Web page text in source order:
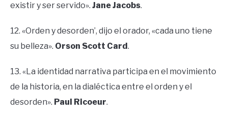
existir y ser servido». Jane Jacobs.
12. «Orden y desorden’, dijo el orador, «cada uno tiene
su belleza». Orson Scott Card.
13. «La identidad narrativa participa en el movimiento
de la historia, en la dialéctica entre el orden y el
desorden». Paul Ricoeur.